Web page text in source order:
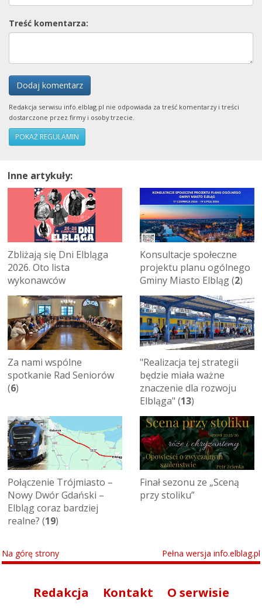
Treść komentarza:
Dodaj komentarz
Redakcja serwisu info.elblag.pl nie odpowiada za treść komentarzy i treści
dostarczone przez firmy i osoby trzecie.
POKAŻ REGULAMIN
Inne artykuły:
Zbliżają się Dni Elbląga
2026. Oto lista
wykonawców
Konsultacje społeczne
projektu planu ogólnego
Gminy Miasto Elbląg (2)
Za nami wspólne
spotkanie Rad Seniorów
(6)
"Realizacja tej strategii
będzie miała ważne
znaczenie dla rozwoju
Elbląga" (13)
Połączenie Trójmiasto –
Nowy Dwór Gdański –
Elbląg coraz bardziej
realne? (19)
Finał sezonu ze „Sceną
przy stoliku”
Na górę strony Pełna wersja info.elblag.pl
Redakcja Kontakt O serwisie